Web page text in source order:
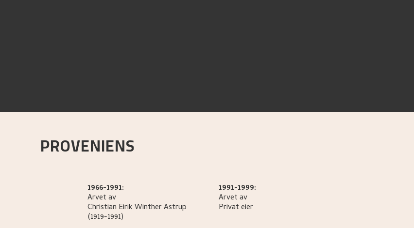
PROVENIENS
1966-1991:
Arvet av
Christian Eirik WintherAstrup
(1919-1991)
1991-1999:
Arvet av
Privat eier